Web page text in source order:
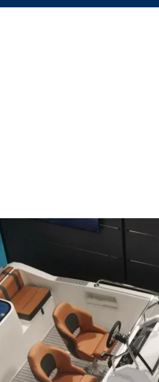
olta kamışı konulabilmektedir.